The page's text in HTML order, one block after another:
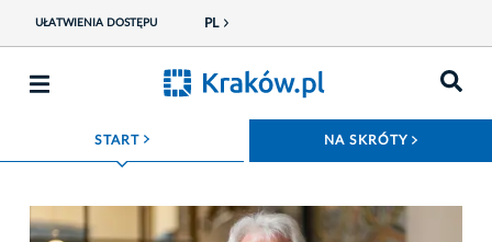
UŁATWIENIA DOSTĘPU PL
START ROZWIŃ MENU NA SKRÓTY